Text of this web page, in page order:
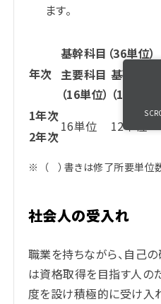
ます。
年次
基幹科目（36単位）
主要科目
（16単位）
基礎科目
（12単位）
1年次
16単位 12単位
2年次
※ （ ）書きは修了所要単位
社会人の受入れ
職業を持ちながら、自己
は資格取得を目指す人の
度を設け積極的に受け入